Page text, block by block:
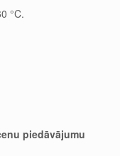
°C.
piedāvājumu